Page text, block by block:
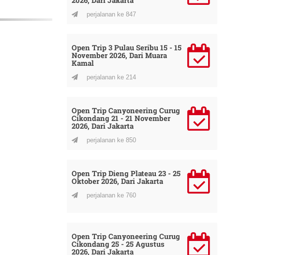
perjalanan ke 847
Open Trip 3 Pulau Seribu 15 - 15
November 2026, Dari Muara
Kamal
perjalanan ke 214
Open Trip Canyoneering Curug
Cikondang 21 - 21 November
2026, Dari Jakarta
perjalanan ke 850
Open Trip Dieng Plateau 23 - 25
Oktober 2026, Dari Jakarta
perjalanan ke 760
Open Trip Canyoneering Curug
Cikondang 25 - 25 Agustus
2026, Dari Jakarta